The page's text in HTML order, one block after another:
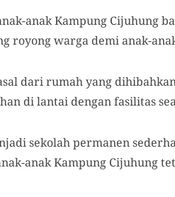
anak Kampung Cijuhung
royong warga demi anak-
dari rumah yang
di lantai dengan fasilitas
sekolah permanen
anak Kampung Cijuhung